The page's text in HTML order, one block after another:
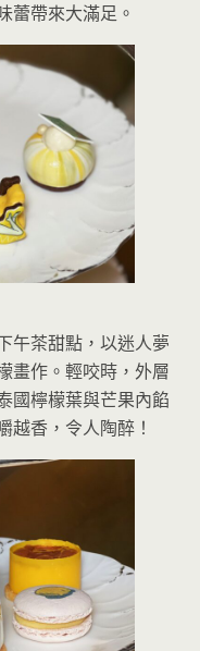
蕾帶來大滿足。
午茶甜點，以迷人夢
畫作。輕咬時，外層
國檸檬葉與芒果內餡
越香，令人陶醉！